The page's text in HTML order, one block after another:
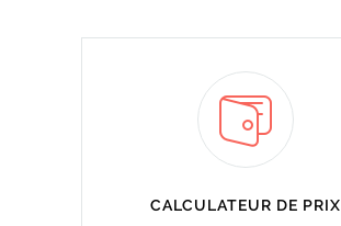
CALCULATEUR DE PRIX